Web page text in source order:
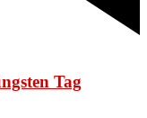
Tag